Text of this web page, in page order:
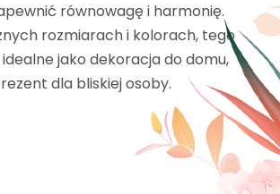
równowagę i harmonię.
rozmiarach i kolorach, tego
jako dekoracja do domu,
dla bliskiej osoby.